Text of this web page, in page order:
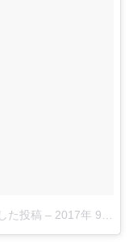
た投稿 – 2017年 9月月16日午後6時47分PDT